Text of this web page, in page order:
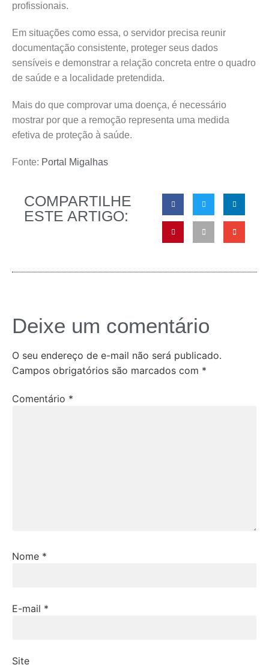
profissionais.
Em situações como essa, o servidor precisa reunir
documentação consistente, proteger seus dados
sensíveis e demonstrar a relação concreta entre o quadro
de saúde e a localidade pretendida.
Mais do que comprovar uma doença, é necessário
mostrar por que a remoção representa uma medida
efetiva de proteção à saúde.
Fonte: Portal Migalhas
COMPARTILHE
ESTE ARTIGO:
Deixe um comentário
O seu endereço de e-mail não será publicado.
Campos obrigatórios são marcados com *
Comentário *
Nome *
E-mail *
Site